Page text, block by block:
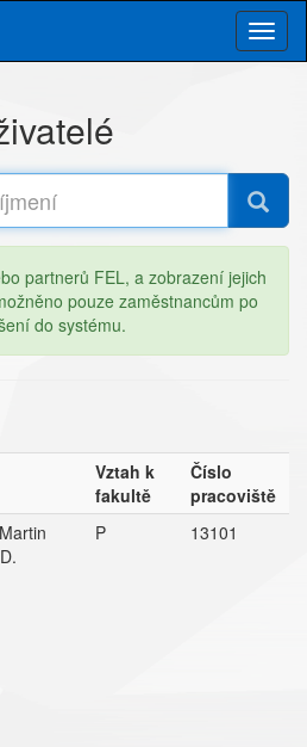
partnerů FEL, a zobrazení jejich
pouze zaměstnancům po
do systému.
Vztah k
fakultě
Číslo
pracoviště
P 13101